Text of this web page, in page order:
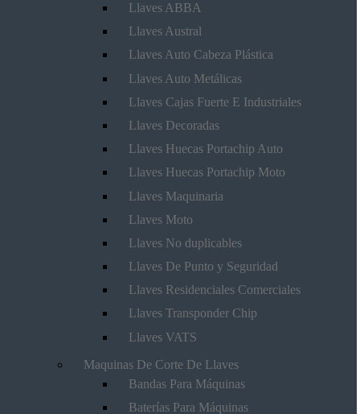
Llaves ABBA
Llaves Austral
Llaves Auto Cabeza Plástica
Llaves Auto Metálicas
Llaves Cajas Fuerte E Industriales
Llaves Decoradas
Llaves Huecas Portachip Auto
Llaves Huecas Portachip Moto
Llaves Maquinaria
Llaves Moto
Llaves No duplicables
Llaves De Punto y Seguridad
Llaves Residenciales Comerciales
Llaves Transponder Chip
Llaves VATS
Maquinas De Corte De Llaves
Bandas Para Máquinas
Baterías Para Máquinas